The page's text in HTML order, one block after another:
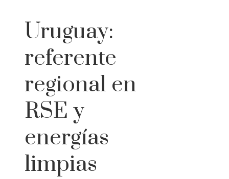
Uruguay:
referente
regional en
RSE y
energías
limpias